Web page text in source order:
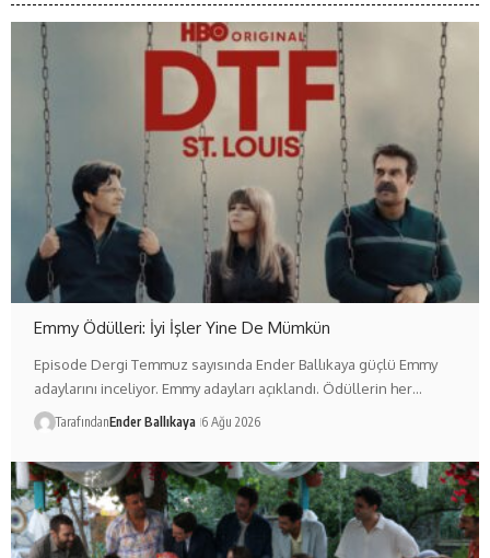
Emmy Ödülleri: İyi İşler Yine De Mümkün
Episode Dergi Temmuz sayısında Ender Ballıkaya güçlü Emmy
adaylarını inceliyor. Emmy adayları açıklandı. Ödüllerin her…
TarafındanEnder Ballıkaya 6 Ağu 2026